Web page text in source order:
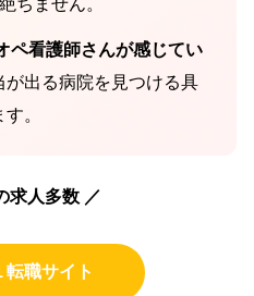
ペ看護師さんが感じてい
が出る病院を見つける具
。
求人多数 ／
転職サイト